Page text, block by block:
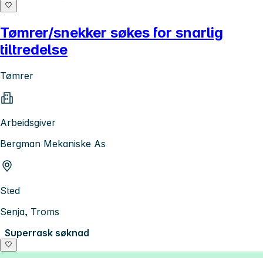
Tømrer/snekker søkes for snarlig
tiltredelse
Tømrer
Arbeidsgiver
Bergman Mekaniske As
Sted
Senja, Troms
Superrask søknad